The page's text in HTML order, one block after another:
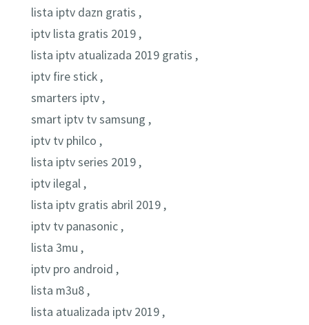
lista iptv dazn gratis ,
iptv lista gratis 2019 ,
lista iptv atualizada 2019 gratis ,
iptv fire stick ,
smarters iptv ,
smart iptv tv samsung ,
iptv tv philco ,
lista iptv series 2019 ,
iptv ilegal ,
lista iptv gratis abril 2019 ,
iptv tv panasonic ,
lista 3mu ,
iptv pro android ,
lista m3u8 ,
lista atualizada iptv 2019 ,